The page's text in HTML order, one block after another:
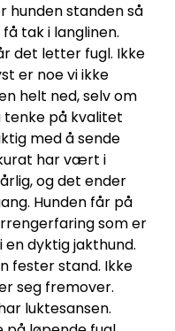
hunden standen så
tak i langlinen.
det letter fugl. Ikke
er noe vi ikke
helt ned, selv om
tenke på kvalitet
med å sende
har vært i
og det ender
Hunden får på
som er
dyktig jakthund.
fester stand. Ikke
seg fremover.
luktesansen.